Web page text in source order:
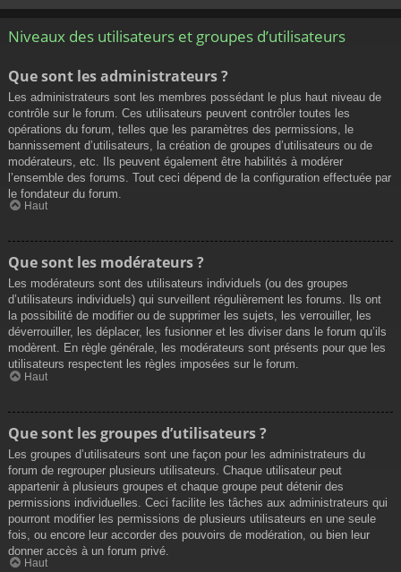
Niveaux des utilisateurs et groupes d’utilisateurs
Que sont les administrateurs ?
Les administrateurs sont les membres possédant le plus haut niveau de
contrôle sur le forum. Ces utilisateurs peuvent contrôler toutes les
opérations du forum, telles que les paramètres des permissions, le
bannissement d’utilisateurs, la création de groupes d’utilisateurs ou de
modérateurs, etc. Ils peuvent également être habilités à modérer
l’ensemble des forums. Tout ceci dépend de la configuration effectuée par
le fondateur du forum.
Haut
Que sont les modérateurs ?
Les modérateurs sont des utilisateurs individuels (ou des groupes
d’utilisateurs individuels) qui surveillent régulièrement les forums. Ils ont
la possibilité de modifier ou de supprimer les sujets, les verrouiller, les
déverrouiller, les déplacer, les fusionner et les diviser dans le forum qu’ils
modèrent. En règle générale, les modérateurs sont présents pour que les
utilisateurs respectent les règles imposées sur le forum.
Haut
Que sont les groupes d’utilisateurs ?
Les groupes d’utilisateurs sont une façon pour les administrateurs du
forum de regrouper plusieurs utilisateurs. Chaque utilisateur peut
appartenir à plusieurs groupes et chaque groupe peut détenir des
permissions individuelles. Ceci facilite les tâches aux administrateurs qui
pourront modifier les permissions de plusieurs utilisateurs en une seule
fois, ou encore leur accorder des pouvoirs de modération, ou bien leur
donner accès à un forum privé.
Haut